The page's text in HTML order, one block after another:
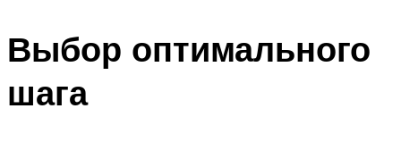
Выбор оптимального
шага